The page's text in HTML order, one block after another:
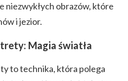
niezwykłych obrazów, które
i jezior.
Magia światła
to technika, która polega